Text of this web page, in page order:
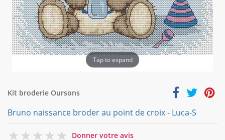
Tap to expand
Kit broderie Oursons
Bruno naissance broder au point de croix - Luca-S
0
Donner votre avis